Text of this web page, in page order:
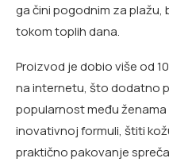
ga čini pogodnim za plažu,
tokom toplih dana.
Proizvod je dobio više od
na internetu, što dodatno
popularnost među
inovativnoj formuli, štiti
praktično pakovanje